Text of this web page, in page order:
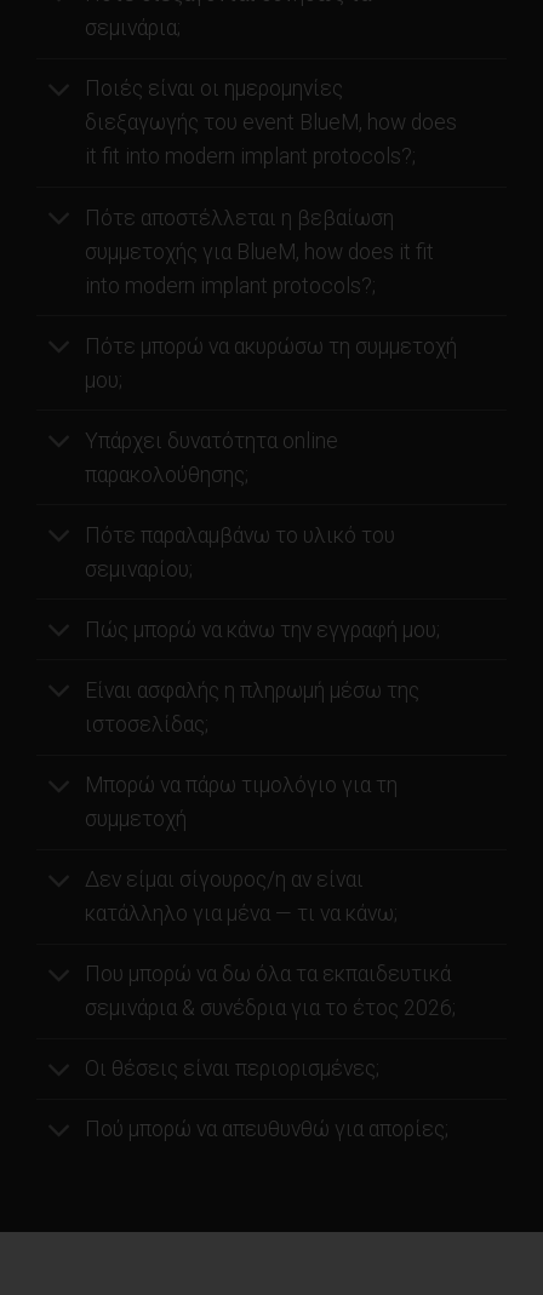
σεμινάρια;
Ποιές είναι οι ημερομηνίες
διεξαγωγής του event BlueM, how does
it fit into modern implant protocols?;
Πότε αποστέλλεται η βεβαίωση
συμμετοχής για BlueM, how does it fit
into modern implant protocols?;
Πότε μπορώ να ακυρώσω τη συμμετοχή
μου;
Υπάρχει δυνατότητα online
παρακολούθησης;
Πότε παραλαμβάνω το υλικό του
σεμιναρίου;
Πώς μπορώ να κάνω την εγγραφή μου;
Είναι ασφαλής η πληρωμή μέσω της
ιστοσελίδας;
Μπορώ να πάρω τιμολόγιο για τη
συμμετοχή
Δεν είμαι σίγουρος/η αν είναι
κατάλληλο για μένα — τι να κάνω;
Που μπορώ να δω όλα τα εκπαιδευτικά
σεμινάρια & συνέδρια για το έτος 2026;
Οι θέσεις είναι περιορισμένες;
Πού μπορώ να απευθυνθώ για απορίες;